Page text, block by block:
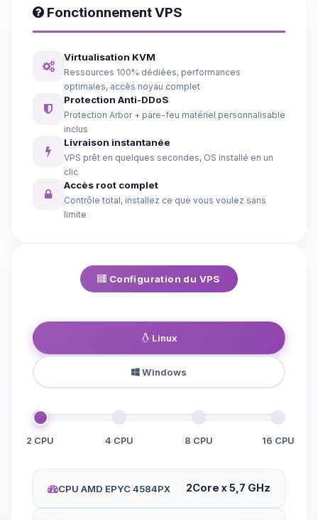
Fonctionnement VPS
Virtualisation KVM
Ressources 100% dédiées, performances
optimales, accès noyau complet
Protection Anti-DDoS
Protection Arbor + pare-feu matériel personnalisable
inclus
Livraison instantanée
VPS prêt en quelques secondes, OS installé en un
clic
Accès root complet
Contrôle total, installez ce que vous voulez sans
limite
Configuration du VPS
Linux
Windows
2 CPU 4 CPU 8 CPU 16 CPU
CPU AMD EPYC 4584PX 2Core x 5,7 GHz